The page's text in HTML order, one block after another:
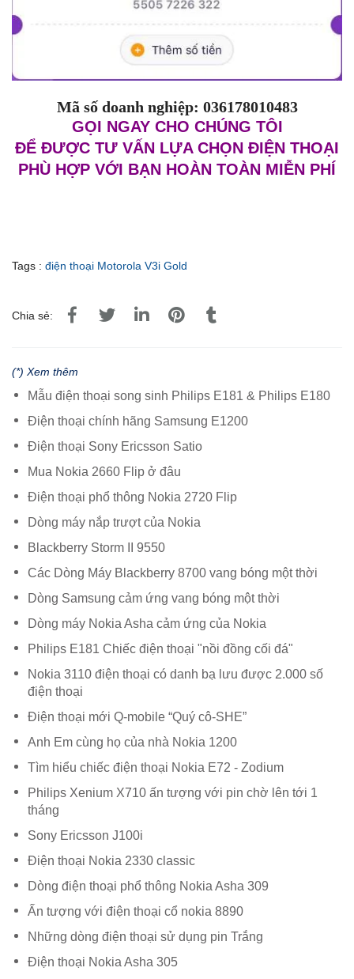
Mã số doanh nghiệp: 036178010483
GỌI NGAY CHO CHÚNG TÔI
ĐỂ ĐƯỢC TƯ VẤN LỰA CHỌN ĐIỆN THOẠI
PHÙ HỢP VỚI BẠN HOÀN TOÀN MIỄN PHÍ
Tags : điện thoại Motorola V3i Gold
Chia sẻ:
(*) Xem thêm
Mẫu điện thoại song sinh Philips E181 & Philips E180
Điện thoại chính hãng Samsung E1200
Điện thoại Sony Ericsson Satio
Mua Nokia 2660 Flip ở đâu
Điện thoại phổ thông Nokia 2720 Flip
Dòng máy nắp trượt của Nokia
Blackberry Storm II 9550
Các Dòng Máy Blackberry 8700 vang bóng một thời
Dòng Samsung cảm ứng vang bóng một thời
Dòng máy Nokia Asha cảm ứng của Nokia
Philips E181 Chiếc điện thoại "nồi đồng cối đá"
Nokia 3110 điện thoại có danh bạ lưu được 2.000 số
điện thoại
Điện thoại mới Q-mobile “Quý cô-SHE”
Anh Em cùng họ của nhà Nokia 1200
Tìm hiểu chiếc điện thoại Nokia E72 - Zodium
Philips Xenium X710 ấn tượng với pin chờ lên tới 1
tháng
Sony Ericsson J100i
Điện thoại Nokia 2330 classic
Dòng điện thoại phổ thông Nokia Asha 309
Ấn tượng với điện thoại cổ nokia 8890
Những dòng điện thoại sử dụng pin Trắng
Điện thoại Nokia Asha 305